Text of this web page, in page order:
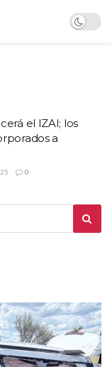
el IZAI; los
a
0